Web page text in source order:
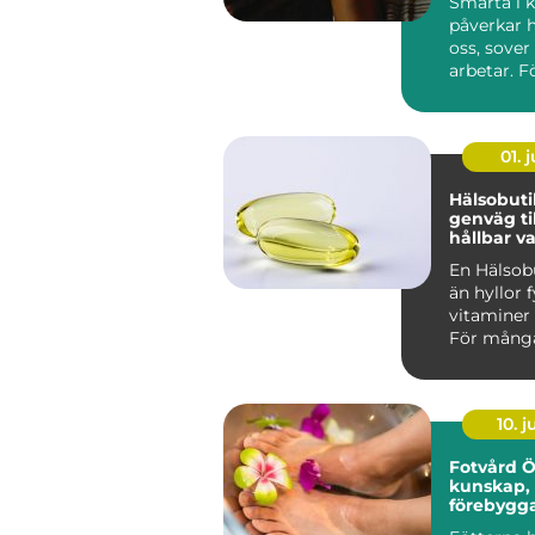
påverkar
oss,
arbetar.
trappor,
01.
Hälsobutik
genväg
hållbar
En
än hyllor
vitaminer
För
kunskap...
10.
Fotvård
kunskap,